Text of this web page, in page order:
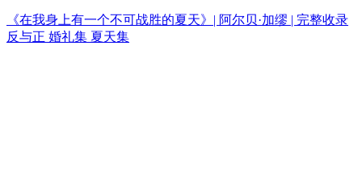
《在我身上有一个不可战胜的夏天》| 阿尔贝·加缪 | 完整收录
反与正 婚礼集 夏天集